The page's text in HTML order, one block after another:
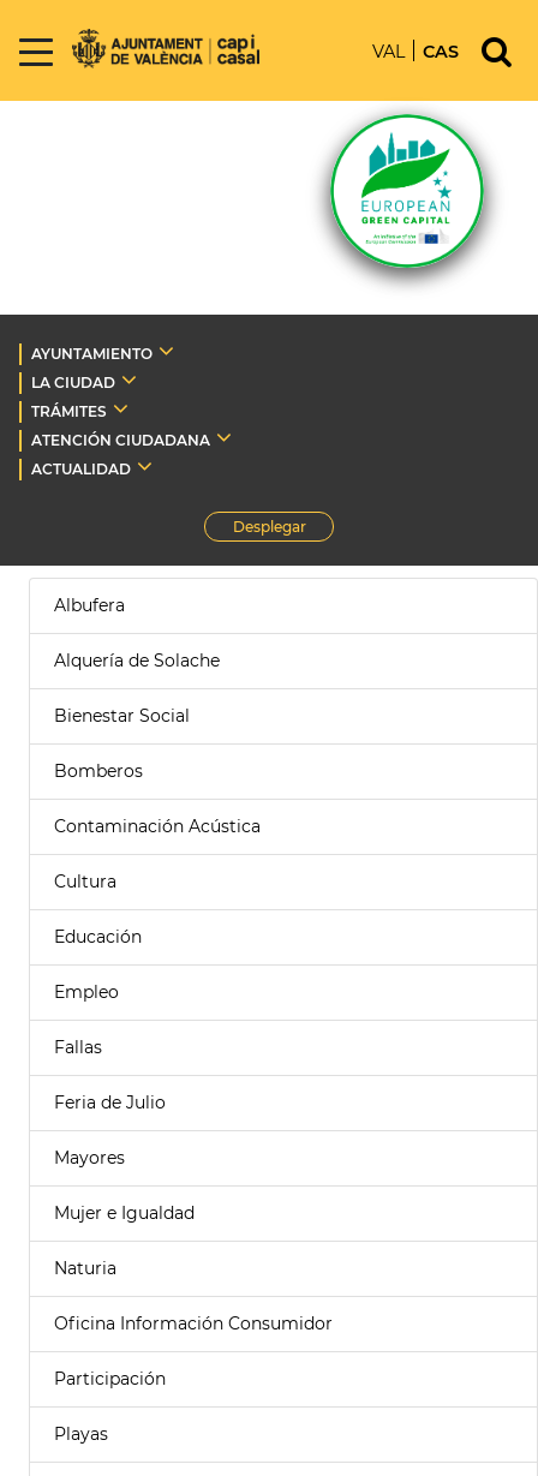
VAL CAS
AYUNTAMIENTO
LA CIUDAD
TRÁMITES
ATENCIÓN CIUDADANA
ACTUALIDAD
Desplegar
Albufera
Alquería de Solache
Bienestar Social
Bomberos
Contaminación Acústica
Cultura
Educación
Empleo
Fallas
Feria de Julio
Mayores
Mujer e Igualdad
Naturia
Oficina Información Consumidor
Participación
Playas